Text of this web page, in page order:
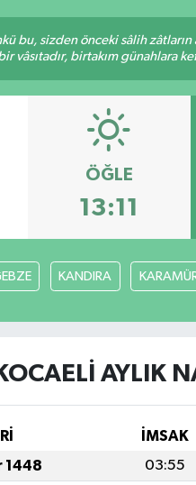
bu, sizden önceki sâlih
vâsıtadır, birtakım günahlara
ÖĞLE
13:11
KANDIRA
AYLIK
İMSAK
1448 03:55